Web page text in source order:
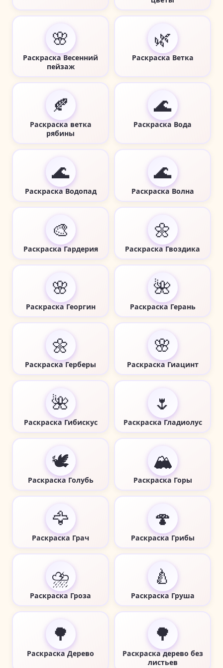
🌸
Раскраска Весенний
пейзаж
🌿
Раскраска Ветка
🍂
Раскраска ветка
рябины
🌊
Раскраска Вода
🌊
Раскраска Водопад
🌊
Раскраска Волна
🎨
Раскраска Гардерия
🌼
Раскраска Гвоздика
🌸
Раскраска Георгин
🌺
Раскраска Герань
🌼
Раскраска Герберы
🌸
Раскраска Гиацинт
🌺
Раскраска Гибискус
🌷
Раскраска Гладиолус
🕊️
Раскраска Голубь
🏔️
Раскраска Горы
🦅
Раскраска Грач
🍄
Раскраска Грибы
⛈️
Раскраска Гроза
🍐
Раскраска Груша
🌳
Раскраска Дерево
🌳
Раскраска дерево без
листьев